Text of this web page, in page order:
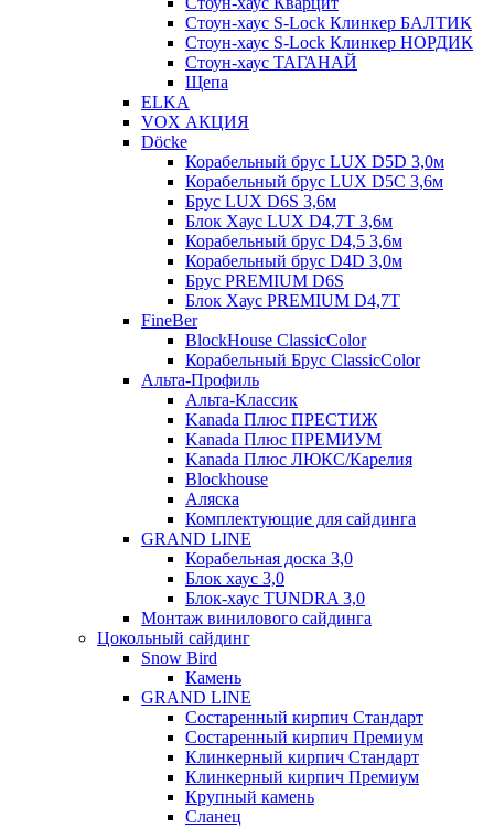
Стоун-хаус S-Lock Клинкер БАЛТИК
Стоун-хаус S-Lock Клинкер НОРДИК
Стоун-хаус ТАГАНАЙ
Щепа
ELKA
VOX АКЦИЯ
Döcke
Корабельный брус LUX D5D 3,0м
Корабельный брус LUX D5C 3,6м
Брус LUX D6S 3,6м
Блок Хаус LUX D4,7T 3,6м
Корабельный брус D4,5 3,6м
Корабельный брус D4D 3,0м
Брус PREMIUM D6S
Блок Хаус PREMIUM D4,7T
FineBer
BlockHouse ClassicColor
Корабельный Брус ClassicColor
Альта-Профиль
Альта-Классик
Kanada Плюс ПРЕСТИЖ
Kanada Плюс ПРЕМИУМ
Kanada Плюс ЛЮКС/Карелия
Blockhouse
Аляска
Комплектующие для сайдинга
GRAND LINE
Корабельная доска 3,0
Блок хаус 3,0
Блок-хаус TUNDRA 3,0
Монтаж винилового сайдинга
Цокольный сайдинг
Snow Bird
Камень
GRAND LINE
Состаренный кирпич Стандарт
Состаренный кирпич Премиум
Клинкерный кирпич Стандарт
Клинкерный кирпич Премиум
Крупный камень
Сланец